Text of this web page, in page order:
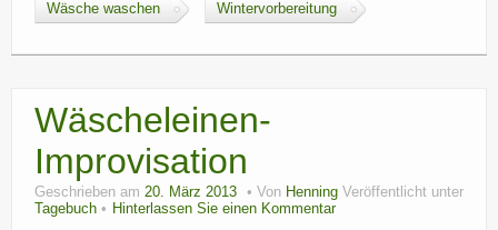
Wäsche waschen Wintervorbereitung
Wäscheleinen-
Improvisation
Geschrieben am 20. März 2013 Von Henning Veröffentlicht unter
Tagebuch
Hinterlassen Sie einen Kommentar